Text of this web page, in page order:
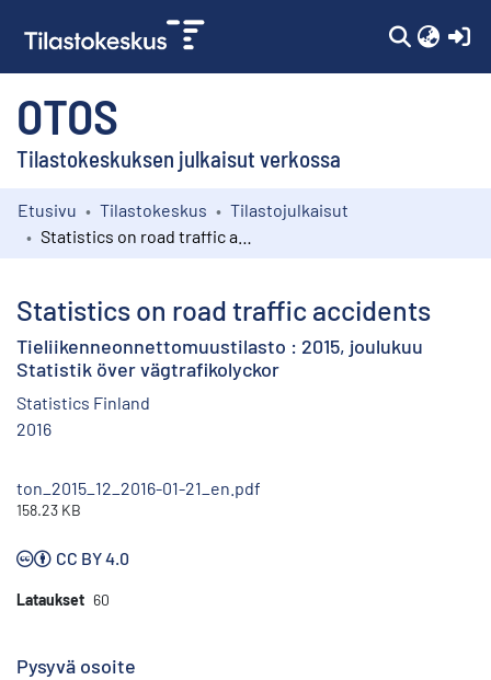
OTOS
Tilastokeskuksen julkaisut verkossa
Kokoelmat
Etusivu Tilastokeskus
Tilastojulkaisut
Statistics on road traffic accidents
Tieliikenneonnettomuustilasto : 2015, joulukuu
Statistik över vägtrafikolyckor
Statistics Finland
2016
ton_2015_12_2016-01-21_en.pdf
158.23 KB
CC BY 4.0
Lataukset 60
Pysyvä osoite